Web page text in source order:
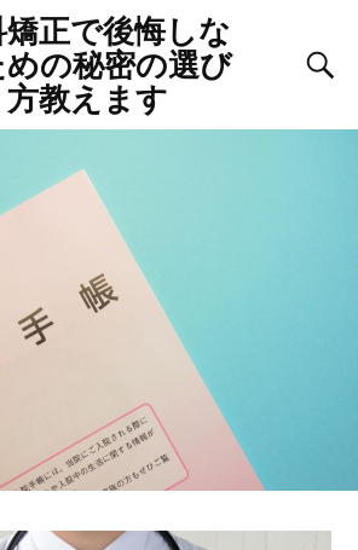
正で後悔しな
の秘密の選び
方教えます